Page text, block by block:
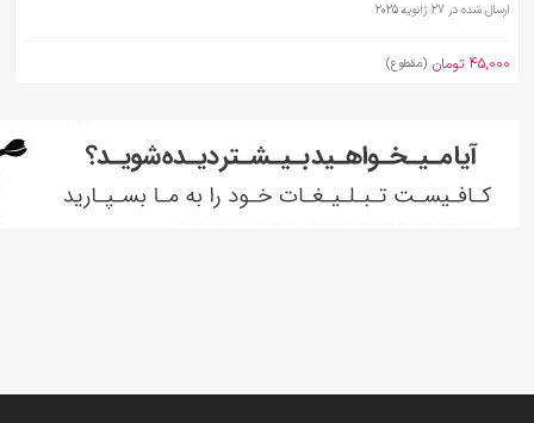
ارسال شده در 27 ژانویه 2025
45,000 تومان (مقطوع)